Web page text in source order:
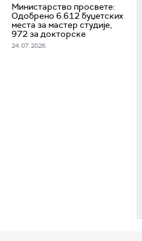
Министарство просвете:
Одобрено 6.612 буџетских
места за мастер студије,
972 за докторске
24. 07. 2026.